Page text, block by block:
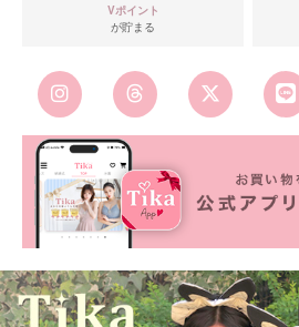
Vポイント
が貯まる